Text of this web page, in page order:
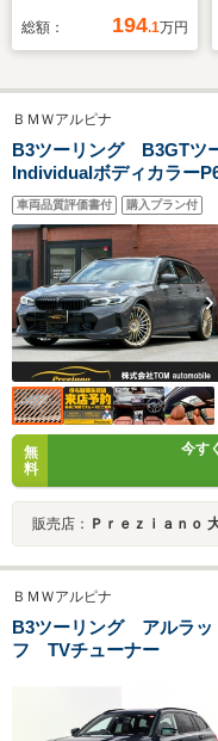
センサー LEDヘッド
ー 横滑り防止装置
両側スライドドア 運
転席シートヒーター
スマートキー エアコ
ン ETC ABS
総額： 194.1万円
ＢＭＷアルピナ
B3ツーリング B3GT
Individualボディカラー
ーフ harman/kardonサ
PKG フルレザーメリ
20インチAW シートヒ
車両品質評価書付 購入プラン付
無
料
今す
販売店： Ｐｒｅｚｉａｎｏ
ＢＭＷアルピナ
B3ツーリング アルラ
フ TVチューナー